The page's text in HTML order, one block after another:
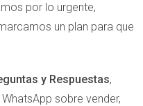
NO
por lo urgente,
un plan para que
y Respuestas,
sobre vender,